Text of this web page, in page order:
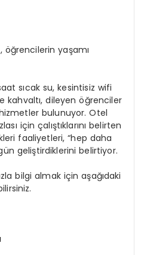
öğrencilerin yaşamı
sıcak su, kesintisiz wifi
kahvaltı, dileyen öğrenciler
bulunuyor. Otel
için çalıştıklarını belirten
faaliyetleri, “hep daha
gün geliştirdiklerini belirtiyor.
bilgi almak için aşağıdaki